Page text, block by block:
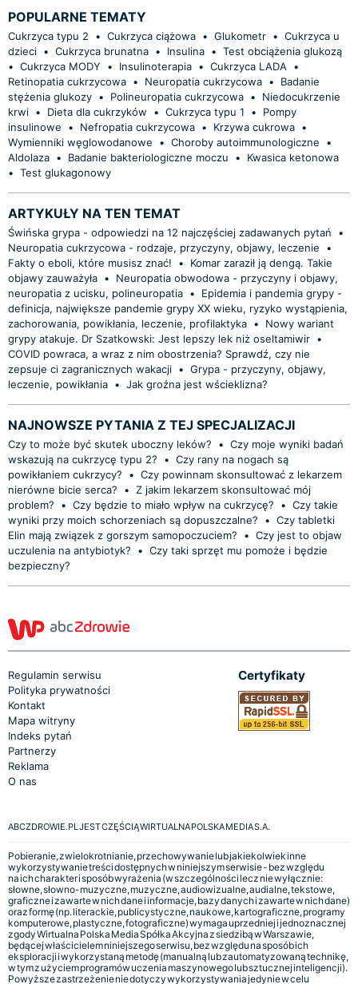
POPULARNE TEMATY
Cukrzyca typu 2 • Cukrzyca ciążowa • Glukometr • Cukrzyca u
dzieci • Cukrzyca brunatna • Insulina • Test obciążenia glukozą
• Cukrzyca MODY • Insulinoterapia • Cukrzyca LADA
•
Retinopatia cukrzycowa • Neuropatia cukrzycowa •
Badanie
stężenia glukozy • Polineuropatia cukrzycowa •
Niedocukrzenie
krwi • Dieta dla cukrzyków • Cukrzyca typu 1 •
Pompy
insulinowe
• Nefropatia cukrzycowa • Krzywa cukrowa •
Wymienniki węglowodanowe
• Choroby autoimmunologiczne
•
Aldolaza • Badanie bakteriologiczne moczu •
Kwasica ketonowa
• Test glukagonowy
ARTYKUŁY NA TEN TEMAT
Świńska grypa - odpowiedzi na 12 najczęściej zadawanych pytań
•
Neuropatia cukrzycowa - rodzaje, przyczyny, objawy, leczenie
•
Fakty o eboli, które musisz znać!
•
Komar zaraził ją dengą. Takie
objawy zauważyła •
Neuropatia obwodowa - przyczyny i objawy,
neuropatia z ucisku, polineuropatia •
Epidemia i pandemia grypy -
definicja, największe pandemie grypy XX wieku, ryzyko wystąpienia,
zachorowania, powikłania, leczenie, profilaktyka •
Nowy wariant
grypy atakuje. Dr Szatkowski: Jest lepszy lek niż oseltamiwir •
COVID powraca, a wraz z nim obostrzenia? Sprawdź, czy nie
zepsuje ci zagranicznych wakacji • Grypa - przyczyny, objawy,
leczenie, powikłania • Jak groźna jest wścieklizna?
NAJNOWSZE PYTANIA Z TEJ SPECJALIZACJI
Czy to może być skutek uboczny leków? • Czy moje wyniki badań
wskazują na cukrzycę typu 2?
• Czy rany na nogach są
powikłaniem cukrzycy?
• Czy powinnam skonsultować z lekarzem
nierówne bicie serca?
• Z jakim lekarzem skonsultować mój
problem?
• Czy będzie to miało wpływ na cukrzycę? • Czy takie
wyniki przy moich schorzeniach są dopuszczalne?
• Czy tabletki
Elin mają związek z gorszym samopoczuciem?
• Czy jest to objaw
uczulenia na antybiotyk?
• Czy taki sprzęt mu pomoże i będzie
bezpieczny?
Regulamin serwisu
Polityka prywatności
Kontakt
Mapa witryny
Indeks pytań
Partnerzy
Reklama
O nas
Certyfikaty
ABCZDROWIE.PL JEST CZĘŚCIĄ WIRTUALNA POLSKA MEDIA S.A.
Pobieranie, zwielokrotnianie, przechowywanie lub jakiekolwiek inne
wykorzystywanie treści dostępnych w niniejszym serwisie - bez względu
na ich charakter i sposób wyrażenia (w szczególności lecz nie wyłącznie:
słowne, słowno-muzyczne, muzyczne, audiowizualne, audialne, tekstowe,
graficzne i zawarte w nich dane i informacje, bazy danych i zawarte w nich dane)
oraz formę (np. literackie, publicystyczne, naukowe, kartograficzne, programy
komputerowe, plastyczne, fotograficzne) wymaga uprzedniej i jednoznacznej
zgody Wirtualna Polska Media Spółka Akcyjna z siedzibą w Warszawie,
będącej właścicielem niniejszego serwisu, bez względu na sposób ich
eksploracji i wykorzystaną metodę (manualną lub zautomatyzowaną technikę,
w tym z użyciem programów uczenia maszynowego lub sztucznej inteligencji).
Powyższe zastrzeżenie nie dotyczy wykorzystywania jedynie w celu